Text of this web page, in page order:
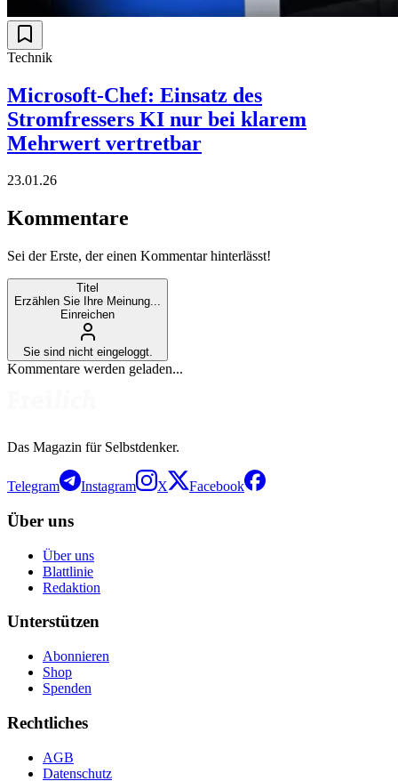
Technik
Microsoft-Chef: Einsatz des
Stromfressers KI nur bei klarem
Mehrwert vertretbar
23.01.26
Kommentare
Sei der Erste, der einen Kommentar hinterlässt!
Titel
Erzählen Sie Ihre Meinung...
Einreichen
Sie sind nicht eingeloggt.
Kommentare werden geladen...
Das Magazin für Selbstdenker.
Telegram Instagram X Facebook
Über uns
Über uns
Blattlinie
Redaktion
Unterstützen
Abonnieren
Shop
Spenden
Rechtliches
AGB
Datenschutz